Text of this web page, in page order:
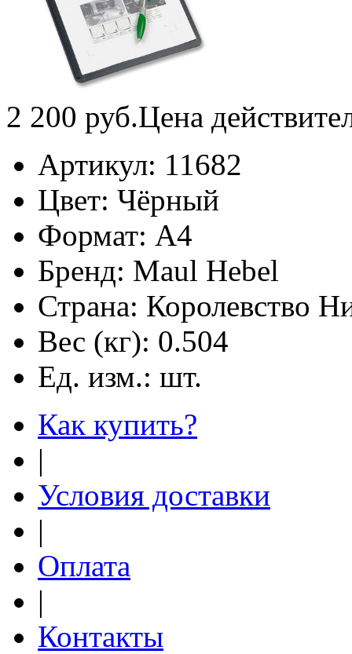
2 200 руб.Цена
Артикул: 11682
Цвет: Чёрный
Формат: А4
Бренд: Maul Hebel
Страна: Королевство
Вес (кг): 0.504
Ед. изм.: шт.
Как купить?
|
Условия доставки
|
Оплата
|
Контакты